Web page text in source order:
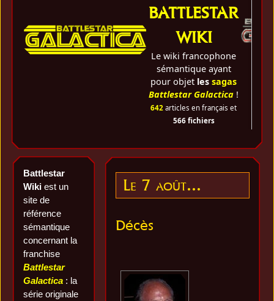
BATTLESTAR
WIKI
Le wiki francophone
sémantique ayant
pour objet lessagas
Battlestar Galactica !
642 articles en français et
566 fichiers
Battlestar
Wiki est un
site de
référence
sémantique
concernant la
franchise
Battlestar
Galactica : la
série originale
Le 7 août...
Décès